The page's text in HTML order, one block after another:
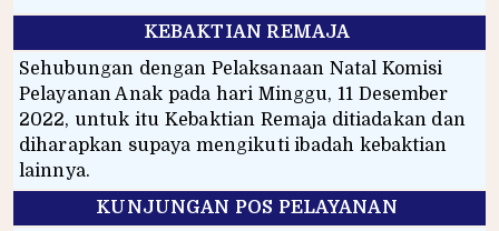
KEBAKTIAN REMAJA
Sehubungan dengan Pelaksanaan Natal Komisi
Pelayanan Anak pada hari Minggu, 11 Desember
2022, untuk itu Kebaktian Remaja ditiadakan dan
diharapkan supaya mengikuti ibadah kebaktian
lainnya.
KUNJUNGAN POS PELAYANAN